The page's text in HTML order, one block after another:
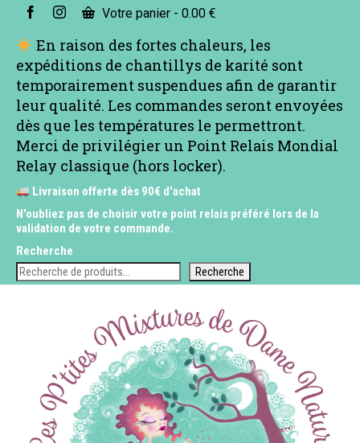
Votre panier - 0.00 €
En raison des fortes chaleurs, les
expéditions de chantillys de karité sont
temporairement suspendues afin de garantir
leur qualité. Les commandes seront envoyées
dès que les températures le permettront.
Merci de privilégier un Point Relais Mondial
Relay classique (hors locker).
Livraison offerte dès 90€ d'achat
N'oubliez pas de choisir votre point relais préféré lors de la
validation de votre commande.
Recherche
Recherche